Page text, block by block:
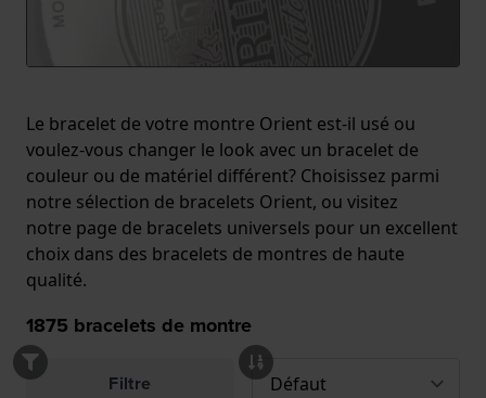
Le bracelet de votre montre Orient est-il usé ou
voulez-vous changer le look avec un bracelet de
couleur ou de matériel différent? Choisissez parmi
notre sélection de bracelets Orient, ou visitez
notre page de bracelets universels pour un excellent
choix dans des bracelets de montres de haute
qualité.
1875 bracelets de montre
Filtre